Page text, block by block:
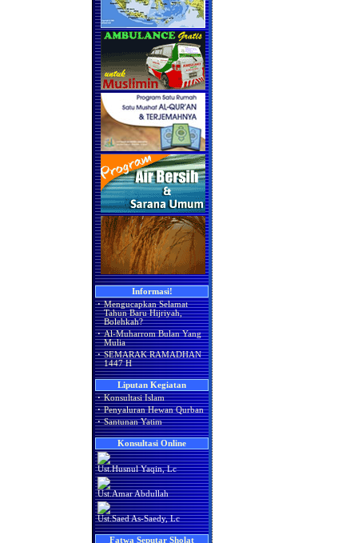
Informasi!
· Mengucapkan Selamat
Tahun Baru Hijriyah,
Bolehkah?
· Al-Muharrom Bulan Yang
Mulia
· SEMARAK RAMADHAN
1447 H
Liputan Kegiatan
· Konsultasi Islam
· Penyaluran Hewan Qurban
· Santunan Yatim
Konsultasi Online
Ust.Husnul Yaqin, Lc
Ust.Amar Abdullah
Ust.Saed As-Saedy, Lc
Fatwa Seputar Sholat